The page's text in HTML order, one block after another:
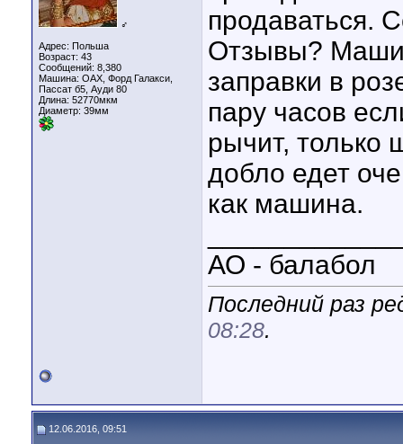
♂
Адрес: Польша
Возраст: 43
Сообщений: 8,380
Машина: ОАХ, Форд Галакси,
Пассат б5, Ауди 80
Длина: 52770мкм
Диаметр: 39мм
продаваться.
Отзывы?
заправки в
пару часов
рычит, только
добло едет
как машина.
АО - балабол
Последний раз
08:28.
12.06.2016, 09:51